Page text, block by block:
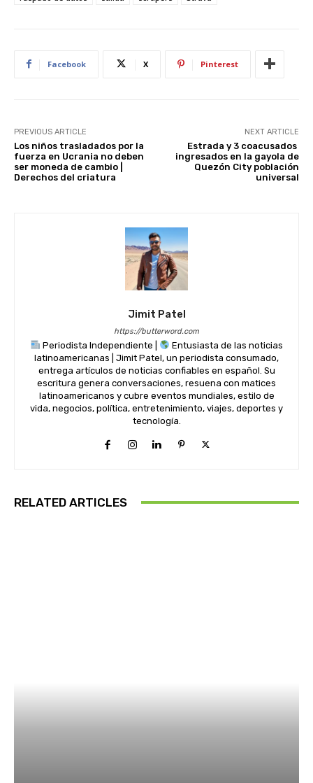
p
Facebook X Pinterest
PREVIOUS ARTICLE
Los niños trasladados por la
fuerza en Ucrania no deben
ser moneda de cambio |
Derechos del criatura
NEXT ARTICLE
Estrada y 3 coacusados ​​
ingresados ​​en la gayola de
Quezón City población
universal
Jimit Patel
https://butterword.com
Periodista Independiente |
Entusiasta de las noticias
latinoamericanas | Jimit Patel, un periodista consumado,
entrega artículos de noticias confiables en español. Su
escritura genera conversaciones, resuena con matices
latinoamericanos y cubre eventos mundiales, estilo de
vida, negocios, política, entretenimiento, viajes, deportes y
tecnología.
RELATED ARTICLES